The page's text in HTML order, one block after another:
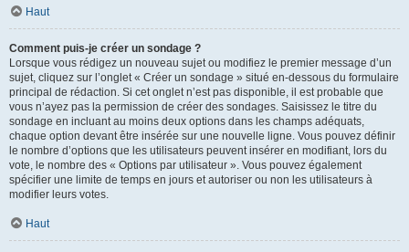
Haut
Comment puis-je créer un sondage ?
Lorsque vous rédigez un nouveau sujet ou modifiez le premier message d’un
sujet, cliquez sur l’onglet « Créer un sondage » situé en-dessous du formulaire
principal de rédaction. Si cet onglet n’est pas disponible, il est probable que
vous n’ayez pas la permission de créer des sondages. Saisissez le titre du
sondage en incluant au moins deux options dans les champs adéquats,
chaque option devant être insérée sur une nouvelle ligne. Vous pouvez définir
le nombre d’options que les utilisateurs peuvent insérer en modifiant, lors du
vote, le nombre des « Options par utilisateur ». Vous pouvez également
spécifier une limite de temps en jours et autoriser ou non les utilisateurs à
modifier leurs votes.
Haut